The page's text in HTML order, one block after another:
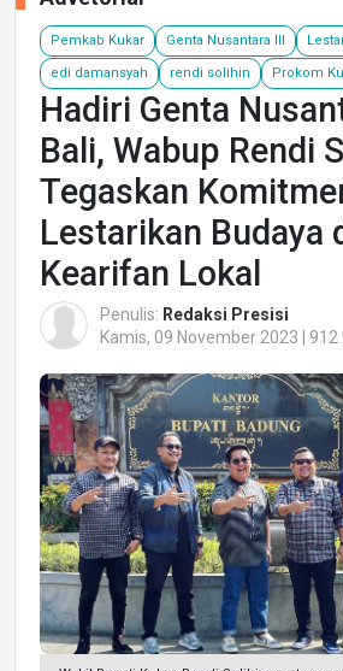
Pemkab Kukar Genta Nusantara III
edi damansyah rendi solihin Prokom
Hadiri Genta
Bali, Wabup Rendi
Tegaskan
Lestarikan Budaya
Kearifan Lokal
Penulis: Redaksi Presisi
Kamis, 09 November 2023 | 912